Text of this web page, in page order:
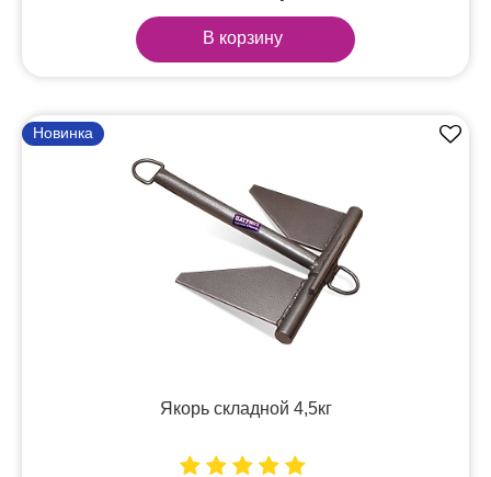
В корзину
Новинка
Якорь складной 4,5кг